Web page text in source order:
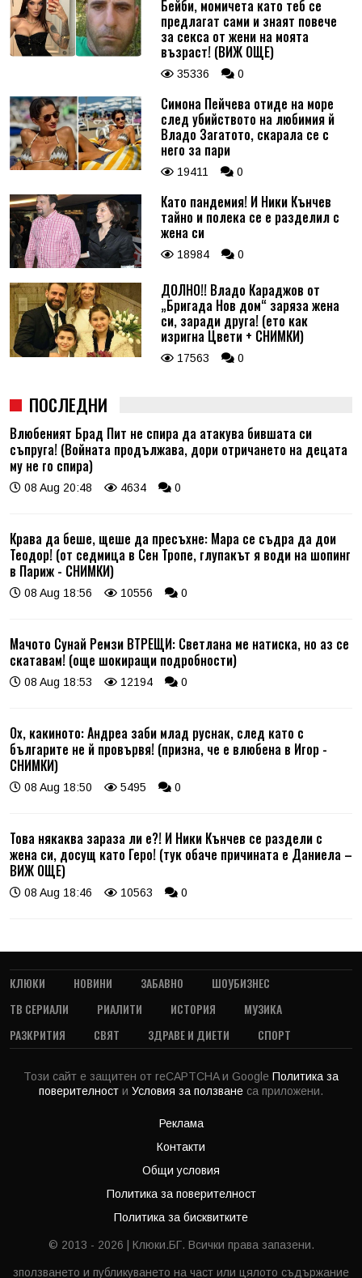
Бейби, момичета като теб се
предлагат сами и знаят повече
за секса от жени на моята
възраст! (ВИЖ ОЩЕ)
35336 0
Симона Пейчева отиде на море
след убийството на любимия й
Владо Загатото, скарала се с
него за пари
19411 0
Като пандемия! И Ники Кънчев
тайно и полека се е разделил с
жена си
18984 0
ДОЛНО!! Владо Караджов от
„Бригада Нов дом“ заряза жена
си, заради друга! (ето как
изригна Цвети + СНИМКИ)
17563 0
ПОСЛЕДНИ
Влюбеният Брад Пит не спира да атакува бившата си
съпруга! (Войната продължава, дори отричането на децата
му не го спира)
08 Aug 20:48 4634 0
Крава да беше, щеше да пресъхне: Мара се съдра да дои
Теодор! (от седмица в Сен Тропе, глупакът я води на шопинг
в Париж - СНИМКИ)
08 Aug 18:56 10556 0
Мачото Сунай Ремзи ВТРЕЩИ: Светлана ме натиска, но аз се
скатавам! (още шокиращи подробности)
08 Aug 18:53 12194 0
Ох, какиното: Андреа заби млад руснак, след като с
българите не й провървя! (призна, че е влюбена в Игор -
СНИМКИ)
08 Aug 18:50 5495 0
Това някаква зараза ли е?! И Ники Кънчев се раздели с
жена си, досущ като Геро! (тук обаче причината е Даниела –
ВИЖ ОЩЕ)
08 Aug 18:46 10563 0
КЛЮКИ НОВИНИ ЗАБАВНО
ШОУБИЗНЕС
ТВ СЕРИАЛИ
РИАЛИТИ ИСТОРИЯ
МУЗИКА
РАЗКРИТИЯ
СВЯТ ЗДРАВЕ И ДИЕТИ СПОРТ
Този сайт е защитен от reCAPTCHA и Google Политика за
поверителност и Условия за ползване са приложени.
Реклама
Контакти
Общи условия
Политика за поверителност
Политика за бисквитките
© 2013 - 2026 | Клюки.БГ. Всички права запазени.
зползването и публикуването на част или цялото съдържание